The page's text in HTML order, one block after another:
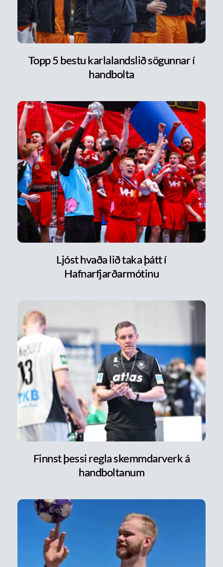
Topp 5 bestu karlalandslið sögunnar í
handbolta
Ljóst hvaða lið taka þátt í
Hafnarfjarðarmótinu
Finnst þessi regla skemmdarverk á
handboltanum